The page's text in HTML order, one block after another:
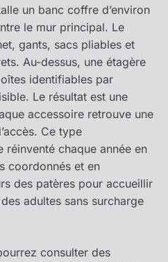
un banc coffre d’environ
le mur principal. Le
gants, sacs pliables et
Au-dessus, une étagère
identifiables par
Le résultat est une
accessoire retrouve une
Ce type
réinventé chaque année en
coordonnés et en
des patères pour accueillir
adultes sans surcharge
consulter des